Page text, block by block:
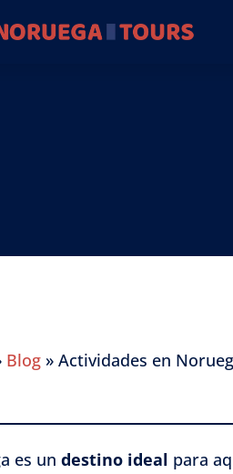
Blog »Actividades en
es undestino ideal para